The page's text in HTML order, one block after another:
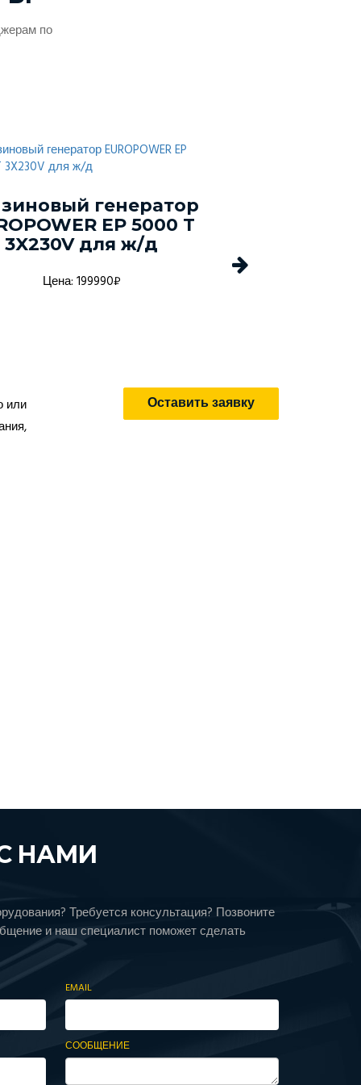
по
генератор
EP 5000 T
3X230V для ж/д
Цена: 199990₽
или
Оставить заявку
НАМИ
Требуется консультация? Позвоните
и наш специалист поможет сделать
EMAIL
СООБЩЕНИЕ